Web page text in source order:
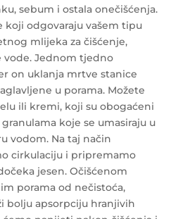
sebum i ostala onečišćenja.
koji odgovaraju vašem tipu
mlijeka za čišćenje,
vode. Jednom tjedno
on uklanja mrtve stanice
u porama. Možete
ili kremi, koji su obogaćeni
koje se umasiraju u
vodom. Na taj način
cirkulaciju i pripremamo
jesen. Očišćenom
porama od nečistoća,
bolju apsorpciju hranjivih